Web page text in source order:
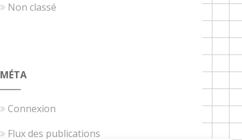
Non classé
MÉTA
Connexion
Flux des publications